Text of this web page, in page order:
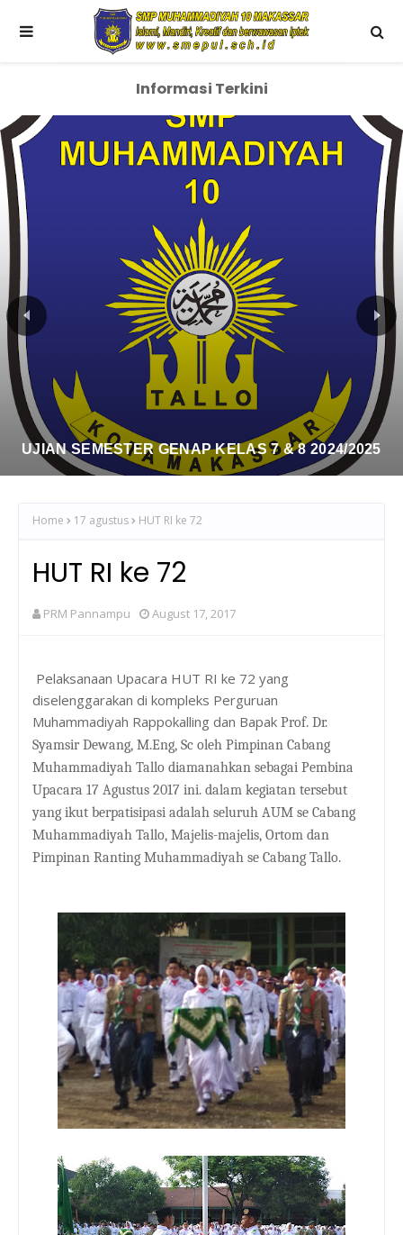
Informasi Terkini
UJIAN SEMESTER GENAP KELAS 7 & 8 2024/2025
Home 17 agustus HUT RI ke 72
HUT RI ke 72
PRM Pannampu August 17, 2017
Pelaksanaan Upacara HUT RI ke 72 yang
diselenggarakan di kompleks Perguruan
Muhammadiyah Rappokalling dan Bapak Prof. Dr.
Syamsir Dewang, M.Eng, Sc oleh Pimpinan Cabang
Muhammadiyah Tallo diamanahkan sebagai Pembina
Upacara 17 Agustus 2017 ini. dalam kegiatan tersebut
yang ikut berpatisipasi adalah seluruh AUM se Cabang
Muhammadiyah Tallo, Majelis-majelis, Ortom dan
Pimpinan Ranting Muhammadiyah se Cabang Tallo.